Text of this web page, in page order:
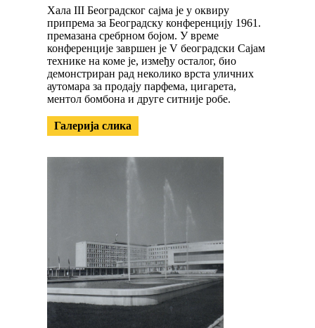
Хала III Београдског сајма је у оквиру
припрема за Београдску конференцију 1961.
премазана сребрном бојом. У време
конференције завршен је V београдски Сајам
технике на коме је, између осталог, био
демонстриран рад неколико врста уличних
аутомара за продају парфема, цигарета,
ментол бомбона и друге ситније робе.
Галерија слика